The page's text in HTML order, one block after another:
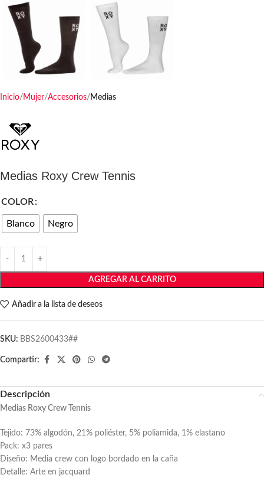
Inicio Mujer Accesorios Medias
Medias Roxy Crew Tennis
COLOR
Blanco Negro
AGREGAR AL CARRITO
Añadir a la lista de deseos
SKU: BBS2600433##
Compartir:
Descripción
Medias Roxy Crew Tennis
Tejido: 73% algodón, 21% poliéster, 5% poliamida, 1% elastano
Pack: x3 pares
Diseño: Media crew con logo bordado en la caña
Detalle: Arte en jacquard